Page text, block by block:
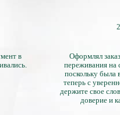
в
Оформлял
переживания на
поскольку была
теперь с
держите свое
доверие и